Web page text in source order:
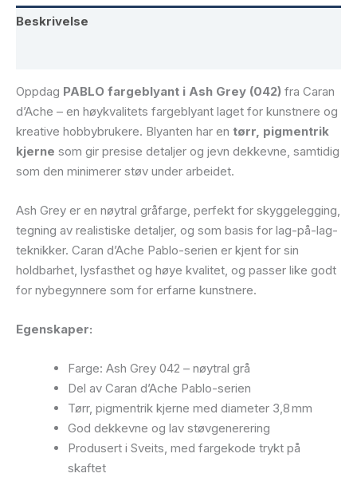
Beskrivelse
Oppdag PABLO fargeblyant i Ash Grey (042) fra Caran
d’Ache – en høykvalitets fargeblyant laget for kunstnere og
kreative hobbybrukere. Blyanten har en tørr, pigmentrik
kjerne som gir presise detaljer og jevn dekkevne, samtidig
som den minimerer støv under arbeidet.
Ash Grey er en nøytral gråfarge, perfekt for skyggelegging,
tegning av realistiske detaljer, og som basis for lag-på-lag-
teknikker. Caran d’Ache Pablo-serien er kjent for sin
holdbarhet, lysfasthet og høye kvalitet, og passer like godt
for nybegynnere som for erfarne kunstnere.
Egenskaper:
Farge: Ash Grey 042 – nøytral grå
Del av Caran d’Ache Pablo-serien
Tørr, pigmentrik kjerne med diameter 3,8 mm
God dekkevne og lav støvgenerering
Produsert i Sveits, med fargekode trykt på
skaftet